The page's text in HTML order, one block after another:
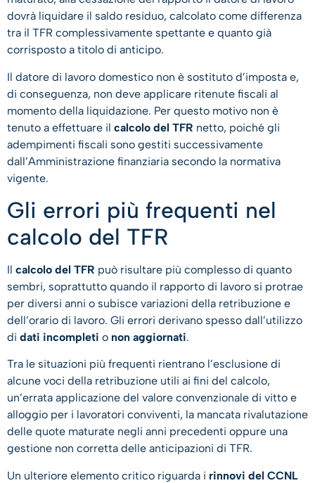
dovrà liquidare il saldo residuo, calcolato come differenza
tra il TFR complessivamente spettante e quanto già
corrisposto a titolo di anticipo.
Il datore di lavoro domestico non è sostituto d’imposta e,
di conseguenza, non deve applicare ritenute fiscali al
momento della liquidazione. Per questo motivo non è
tenuto a effettuare il calcolo del TFR netto, poiché gli
adempimenti fiscali sono gestiti successivamente
dall’Amministrazione finanziaria secondo la normativa
vigente.
Gli errori più frequenti nel
calcolo del TFR
Il calcolo del TFR può risultare più complesso di quanto
sembri, soprattutto quando il rapporto di lavoro si protrae
per diversi anni o subisce variazioni della retribuzione e
dell’orario di lavoro. Gli errori derivano spesso dall’utilizzo
di dati incompleti o non aggiornati.
Tra le situazioni più frequenti rientrano l’esclusione di
alcune voci della retribuzione utili ai fini del calcolo,
un’errata applicazione del valore convenzionale di vitto e
alloggio per i lavoratori conviventi, la mancata rivalutazione
delle quote maturate negli anni precedenti oppure una
gestione non corretta delle anticipazioni di TFR.
Un ulteriore elemento critico riguarda i rinnovi del CCNL